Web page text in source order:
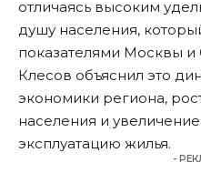
отличаясь высоким
душу населения,
показателями Москвы и
Клесов объяснил это
экономики региона,
населения и
эксплуатацию жилья.
-